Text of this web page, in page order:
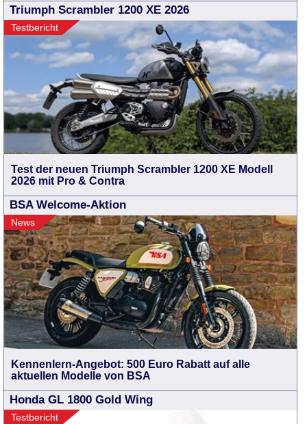
Triumph Scrambler 1200 XE 2026
Testbericht
Test der neuen Triumph Scrambler 1200 XE Modell
2026 mit Pro & Contra
BSA Welcome-Aktion
News
Kennenlern-Angebot: 500 Euro Rabatt auf alle
aktuellen Modelle von BSA
Honda GL 1800 Gold Wing
Testbericht